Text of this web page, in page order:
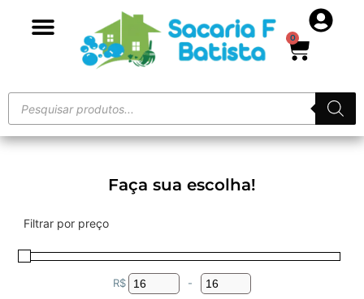
0
Faça sua escolha!
Filtrar por preço
R$ Minimum Price
-Maximum Price